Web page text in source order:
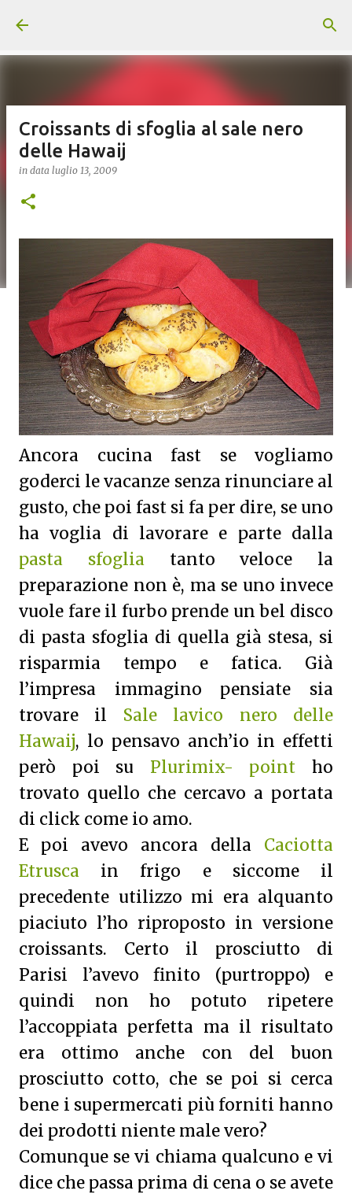
Croissants di sfoglia al sale nero
delle Hawaij
in data luglio 13, 2009
Ancora cucina fast se vogliamo
goderci le vacanze senza rinunciare al
gusto, che poi fast si fa per dire, se uno
ha voglia di lavorare e parte dalla
pasta sfogliatanto veloce la
preparazione non è, ma se uno invece
vuole fare il furbo prende un bel disco
di pasta sfoglia di quella già stesa, si
risparmia tempo e fatica. Già
l’impresa immagino pensiate sia
trovare il Sale lavico nero delle
Hawaij, lo pensavo anch’io in effetti
però poi su Plurimix- point ho
trovato quello che cercavo a portata
di click come io amo.
E poi avevo ancora della Caciotta
Etrusca in frigo e siccome il
precedente utilizzo mi era alquanto
piaciuto l’ho riproposto in versione
croissants. Certo il prosciutto di
Parisi l’avevo finito (purtroppo) e
quindi non ho potuto ripetere
l’accoppiata perfetta ma il risultato
era ottimo anche con del buon
prosciutto cotto, che se poi si cerca
bene i supermercati più forniti hanno
dei prodotti niente male vero?
Comunque se vi chiama qualcuno e vi
dice che passa prima di cena o se avete